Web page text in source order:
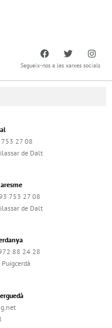
Segueix-nos a les xarxes socials
27 08
de Dalt
753 27 08
de Dalt
88 24 28